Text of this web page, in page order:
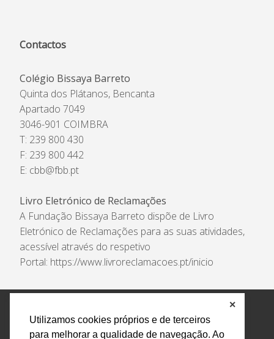
Utilizamos cookies próprios e de terceiros
para melhorar a qualidade de navegação. Ao
✕
Contactos
Colégio Bissaya Barreto
Quinta dos Plátanos, Bencanta
Apartado 7049
3046-901 COIMBRA
T: 239 800 430
F: 239 800 442
E: cbb@fbb.pt
Livro Eletrónico de Reclamações
A Fundação Bissaya Barreto dispõe de Livro
Eletrónico de Reclamações para as suas atividades,
acessível através do respetivo
Portal: https://www.livroreclamacoes.pt/inicio
Política de Privacidade e Tratamento de Dados
Encarregado de Proteção de Dados
Livro Eletrónico
de Reclamações
Canal de Denúncias